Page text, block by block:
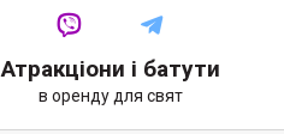
Атракціони і батути
в оренду для свят